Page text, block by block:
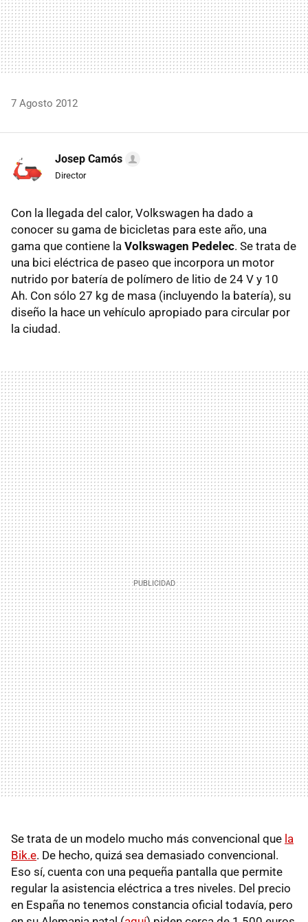
7 Agosto 2012
Josep Camós
Director
Con la llegada del calor, Volkswagen ha dado a
conocer su gama de bicicletas para este año, una
gama que contiene la Volkswagen Pedelec. Se trata de
una bici eléctrica de paseo que incorpora un motor
nutrido por batería de polímero de litio de 24 V y 10
Ah. Con sólo 27 kg de masa (incluyendo la batería), su
diseño la hace un vehículo apropiado para circular por
la ciudad.
Se trata de un modelo mucho más convencional que la
Bik.e. De hecho, quizá sea demasiado convencional.
Eso sí, cuenta con una pequeña pantalla que permite
regular la asistencia eléctrica a tres niveles. Del precio
en España no tenemos constancia oficial todavía, pero